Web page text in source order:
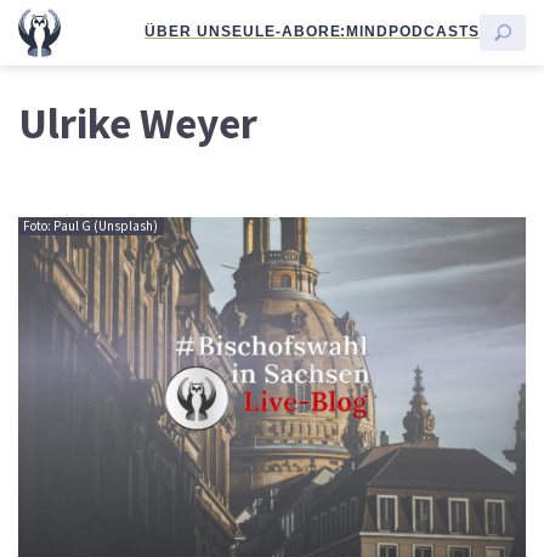
ÜBER UNSEULE-ABORE:MINDPODCASTS
Ulrike Weyer
Foto: Paul G (Unsplash)